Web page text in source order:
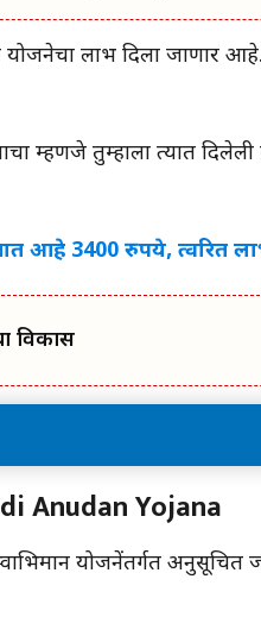
लाभ दिला जाणार
म्हणजे तुम्हाला त्यात दिलेली
आहे 3400 रुपये, त्वरित
विकास
शेतजमीन खरेदी अनुदान योजना
Kharedi Anudan Yojana
अर्ज कुठे सादर करावा आपल्या
आयुक्त, समाज कल्याण ऑफिस
Anudan Yojana
योजनेंतर्गत अनुसूचित